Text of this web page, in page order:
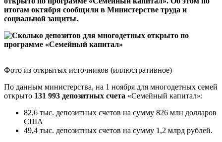
итогам октября сообщили в Министерстве труда и
социальной защиты.
Фото из открытых источников (иллюстративное)
По данным министерства, на 1 ноября для многодетных семей
открыто 131 993 депозитных счета «Семейный капитал»:
82,6 тыс. депозитных счетов на сумму 826 млн долларов
США
49,4 тыс. депозитных счетов на сумму 1,2 млрд рублей.